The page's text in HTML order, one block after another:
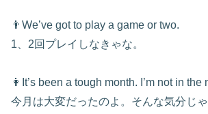
👨We’ve got to play a game or two.
1、2回プレイしなきゃな。
👩It’s been a tough month. I’m not in the
今月は大変だったのよ。そんな気分じゃ